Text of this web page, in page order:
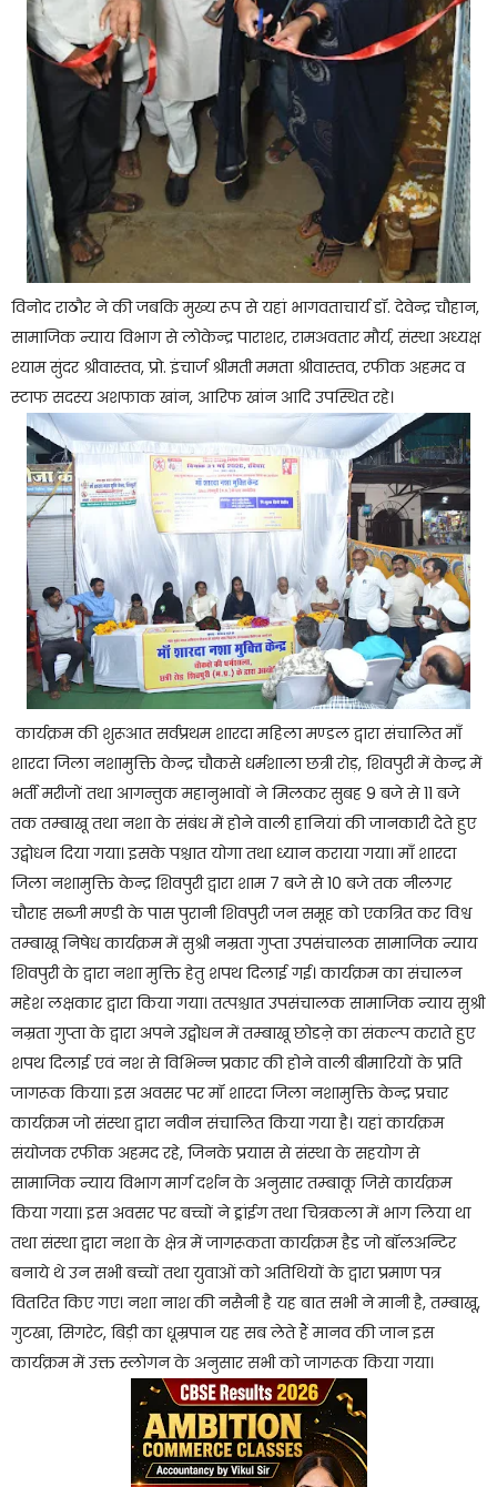
विनोद राठौर ने की जबकि मुख्य रूप से यहां भागवताचार्य डॉ. देवेन्द्र चौहान,
सामाजिक न्याय विभाग से लोकेन्द्र पाराशर, रामअवतार मौर्य, संस्था अध्यक्ष
श्याम सुंदर श्रीवास्तव, प्रो. इंचार्ज श्रीमती ममता श्रीवास्तव, रफीक अहमद व
स्टाफ सदस्य अशफाक खांन, आरिफ खांन आदि उपस्थित रहे।
कार्यक्रम की शुरूआत सर्वप्रथम शारदा महिला मण्डल द्वारा संचालित माँ
शारदा जिला नशामुक्ति केन्द्र चौकसे धर्मशाला छत्री रोड़, शिवपुरी में केन्द्र में
भर्ती मरीजों तथा आगन्तुक महानुभावों ने मिलकर सुबह 9 बजे से 11 बजे
तक तम्बाखू तथा नशा के संबंध में होने वाली हानियां की जानकारी देते हुए
उद्बोधन दिया गया। इसके पश्चात योगा तथा ध्यान कराया गया। माँ शारदा
जिला नशामुक्ति केन्द्र शिवपुरी द्वारा शाम 7 बजे से 10 बजे तक नीलगर
चौराह सब्जी मण्डी के पास पुरानी शिवपुरी जन समूह को एकत्रित कर विश्व
तम्बाखू निषेध कार्यक्रम में सुश्री नम्रता गुप्ता उपसंचालक सामाजिक न्याय
शिवपुरी के द्वारा नशा मुक्ति हेतु शपथ दिलाई गई। कार्यक्रम का संचालन
महेश लक्षकार द्वारा किया गया। तत्पश्चात उपसंचालक सामाजिक न्याय सुश्री
नम्रता गुप्ता के द्वारा अपने उद्बोधन में तम्बाखू छोडऩे का संकल्प कराते हुए
शपथ दिलाई एवं नश से विभिन्न प्रकार की होने वाली बीमारियों के प्रति
जागरूक किया। इस अवसर पर मॉ शारदा जिला नशामुक्ति केन्द्र प्रचार
कार्यक्रम जो संस्था द्वारा नवीन संचालित किया गया है। यहां कार्यक्रम
संयोजक रफीक अहमद रहे, जिनके प्रयास से संस्था के सहयोग से
सामाजिक न्याय विभाग मार्ग दर्शन के अनुसार तम्बाकू जिसे कार्यक्रम
किया गया। इस अवसर पर बच्चों ने ड्रांईग तथा चित्रकला में भाग लिया था
तथा संस्था द्वारा नशा के क्षेत्र में जागरूकता कार्यक्रम हैड जो बॉलअन्टिर
बनाये थे उन सभी बच्चों तथा युवाओं को अतिथियों के द्वारा प्रमाण पत्र
वितरित किए गए। नशा नाश की नसैनी है यह बात सभी ने मानी है, तम्बाखू,
गुटखा, सिगरेट, बिड़ी का धूम्रपान यह सब लेते हैं मानव की जान इस
कार्यक्रम में उक्त स्लोगन के अनुसार सभी को जागरूक किया गया।